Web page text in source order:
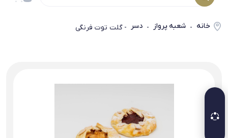
خانه - شعبه پرواز - دسر - گلت توت فرنگی